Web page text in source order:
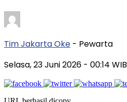
Tim Jakarta Oke - Pewarta
Selasa, 23 Juni 2026 - 00:14 WIB